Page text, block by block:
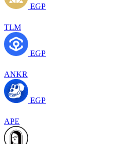
EGP
TLM
EGP
ANKR
EGP
APE